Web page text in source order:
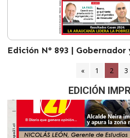
Edición N° 893 |
« 1 2 3
EDICIÓN